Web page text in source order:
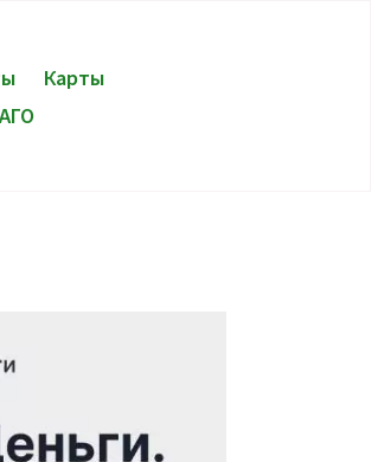
Карты